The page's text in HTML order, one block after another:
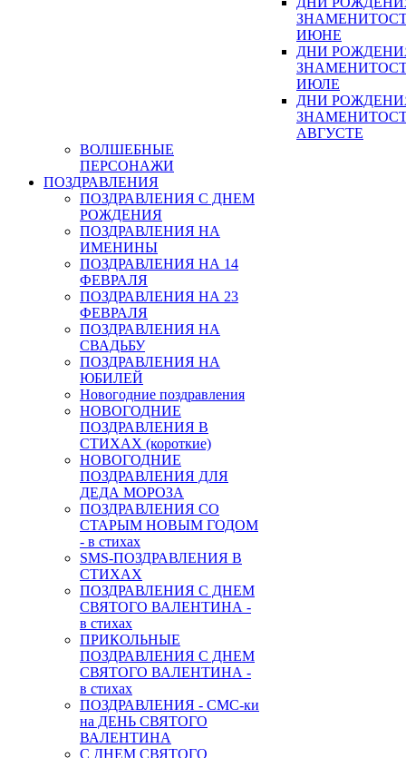
ИЮНЕ
ДНИ
ИЮЛЕ
ДНИ
АВГУСТЕ
ВОЛШЕБНЫЕ
ПЕРСОНАЖИ
ПОЗДРАВЛЕНИЯ
ПОЗДРАВЛЕНИЯ С ДНЕМ
РОЖДЕНИЯ
ПОЗДРАВЛЕНИЯ НА
ИМЕНИНЫ
ПОЗДРАВЛЕНИЯ НА 14
ФЕВРАЛЯ
ПОЗДРАВЛЕНИЯ НА 23
ФЕВРАЛЯ
ПОЗДРАВЛЕНИЯ НА
СВАДЬБУ
ПОЗДРАВЛЕНИЯ НА
ЮБИЛЕЙ
Новогодние поздравления
НОВОГОДНИЕ
ПОЗДРАВЛЕНИЯ В
СТИХАХ (короткие)
НОВОГОДНИЕ
ПОЗДРАВЛЕНИЯ ДЛЯ
ДЕДА МОРОЗА
ПОЗДРАВЛЕНИЯ СО
СТАРЫМ НОВЫМ ГОДОМ
- в стихах
SMS-ПОЗДРАВЛЕНИЯ В
СТИХАХ
ПОЗДРАВЛЕНИЯ С ДНЕМ
СВЯТОГО ВАЛЕНТИНА -
в стихах
ПРИКОЛЬНЫЕ
ПОЗДРАВЛЕНИЯ С ДНЕМ
СВЯТОГО ВАЛЕНТИНА -
в стихах
ПОЗДРАВЛЕНИЯ - СМС-ки
на ДЕНЬ СВЯТОГО
ВАЛЕНТИНА
С ДНЕМ СВЯТОГО